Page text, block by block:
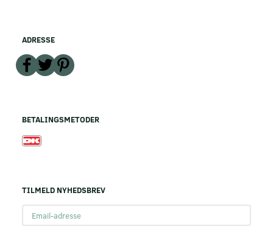
ADRESSE
BETALINGSMETODER
TILMELD NYHEDSBREV
adresse